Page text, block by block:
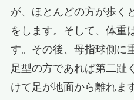
が、ほとんどの方が歩く
をします。そして、体重
す。その後、母指球側に
足型の方であれば第二趾
けて足が地面から離れま